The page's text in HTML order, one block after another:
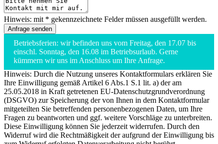
Hinweis: mit * gekennzeichnete Felder müssen ausgefüllt werden.
Betriebsferien: wir befinden uns vom Freitag, den 17.07 bis
einschl. Sonntag, den 16.08 im Betriebsurlaub. Gerne
kümmern wir uns im Anschluss um Ihre Anfrage.
Hinweis: Durch die Nutzung unseres Kontaktformulars erklären Sie
Ihre Einwilligung gemäß Artikel 6 Abs.1 S.1 lit. a) der am
25.05.2018 in Kraft getretenen EU-Datenschutzgrundverordnung
(DSGVO) zur Speicherung der von Ihnen in dem Kontaktformular
mitgeteilten Sie betreffenden personenbezogenen Daten, um Ihre
Fragen zu beantworten und ggf. weitere Vorschläge zu unterbreiten.
Diese Einwilligung können Sie jederzeit widerrufen. Durch den
Widerruf wird die Rechtmäßigkeit der aufgrund der Einwilligung bis